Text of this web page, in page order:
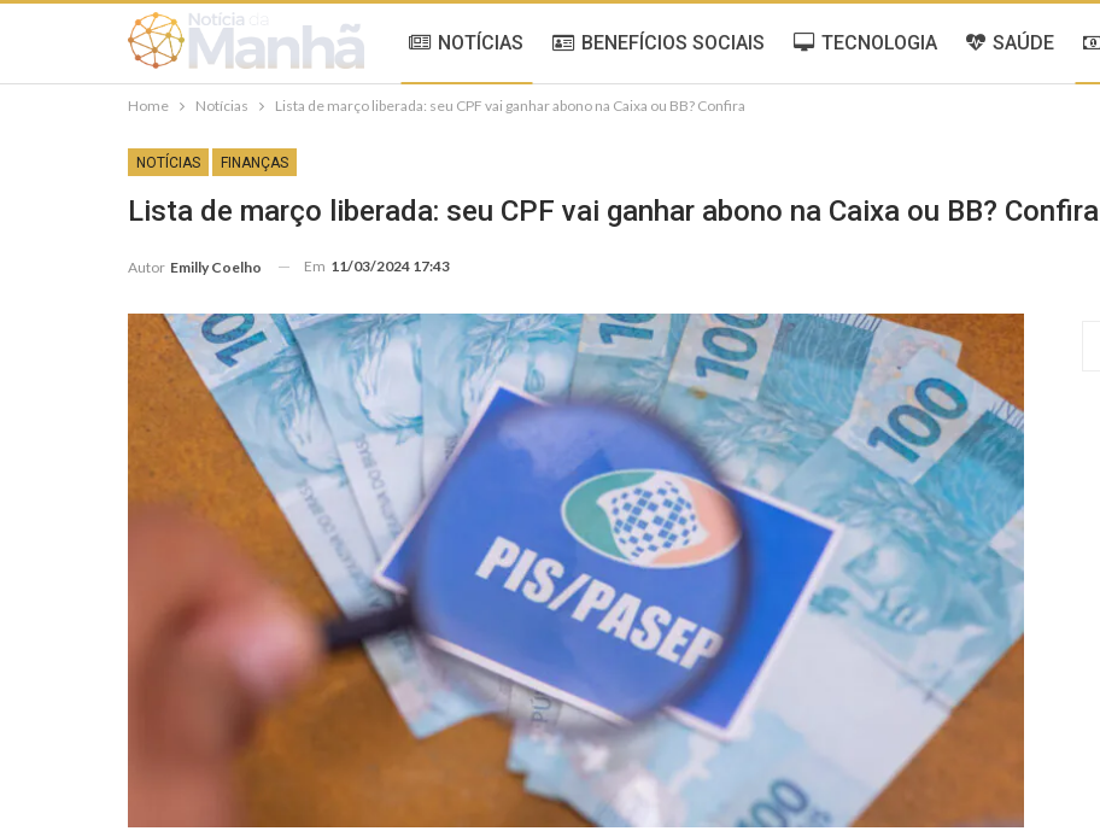
NOTÍCIAS BENEFÍCIOS SOCIAIS TECNOLOGIA SAÚDE
Home Notícias Lista de março liberada: seu CPF vai ganhar abono na Caixa ou BB? Confira
NOTÍCIAS FINANÇAS
Lista de março liberada: seu CPF vai ganhar abono na Caixa ou BB? Confira
Autor Emilly Coelho Em 11/03/2024 17:43